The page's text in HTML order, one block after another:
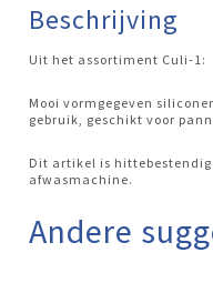
Beschrijving
Uit het assortiment Culi-1:
Mooi vormgegeven
gebruik, geschikt voor
Dit artikel is hittebestendig
afwasmachine.
Andere